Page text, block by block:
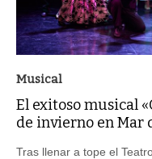
Musical
El exitoso musical
de invierno en Mar
Tras llenar a tope el